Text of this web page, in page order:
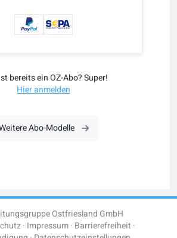
bereits ein OZ-Abo? Super!
Hier anmelden
Abo-Modelle
Ostfriesland GmbH
Impressum Barrierefreiheit